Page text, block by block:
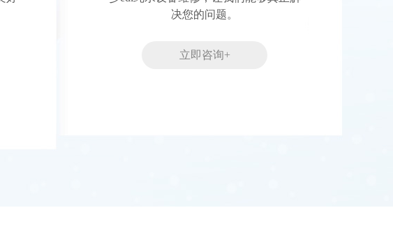
决您的问题。
立即咨询+